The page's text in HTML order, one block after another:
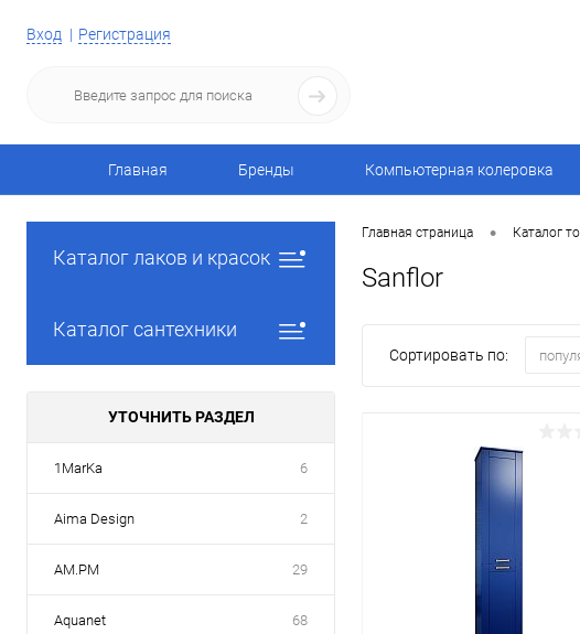
Вход Регистрация
Главная Бренды Компьютерная колеровка
Каталог лаков и красок
Каталог сантехники
УТОЧНИТЬ РАЗДЕЛ
1MarKa 6
Aima Design 2
AM.PM 29
Aquanet 68
Главная страница • Каталог
Sanflor
Сортировать по: